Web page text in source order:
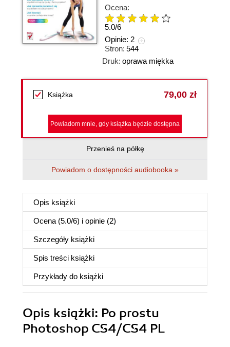
Ocena:
5.0/6
Opinie: 2
Stron: 544
Druk: oprawa miękka
Książka 79,00 zł
Powiadom mnie, gdy książka będzie dostępna
Przenieś na półkę
Powiadom o dostępności audiobooka »
Opis książki
Ocena (5.0/6) i opinie (2)
Szczegóły książki
Spis treści książki
Przykłady do książki
Opis książki: Po prostu
Photoshop CS4/CS4 PL